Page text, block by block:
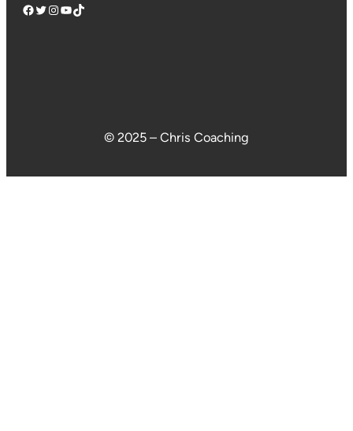
Facebook Twitter InstagramYouTube TikTok
© 2025 – Chris Coaching